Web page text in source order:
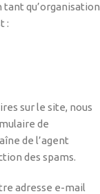
qu’organisation
:
sur le site, nous
de
de l’agent
des spams.
adresse e-mail